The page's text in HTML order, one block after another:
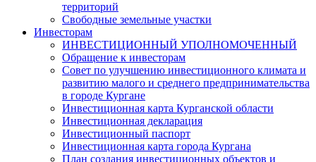
территорий
Свободные земельные участки
Инвесторам
ИНВЕСТИЦИОННЫЙ УПОЛНОМОЧЕННЫЙ
Обращение к инвесторам
Совет по улучшению инвестиционного климата и
развитию малого и среднего предпринимательства
в городе Кургане
Инвестиционная карта Курганской области
Инвестиционная декларация
Инвестиционный паспорт
Инвестиционная карта города Кургана
План создания инвестиционных объектов и